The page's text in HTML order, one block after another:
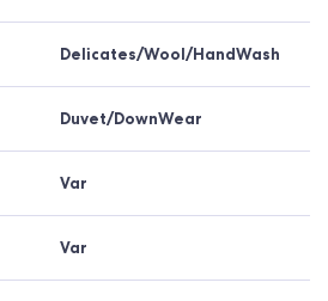
Delicates/Wool/HandWash
Duvet/DownWear
Var
Var